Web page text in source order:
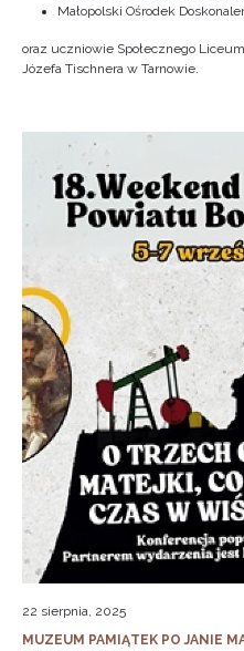
Małopolski Ośrodek
oraz uczniowie Społecznego
Józefa Tischnera w Tarnowie.
22 sierpnia, 2025
MUZEUM PAMIĄTEK PO JANIE